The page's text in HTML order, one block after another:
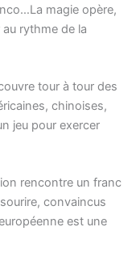
magie opère,
rythme de la
tour à tour des
chinoises,
jeu pour exercer
rencontre un franc
convaincus
est une